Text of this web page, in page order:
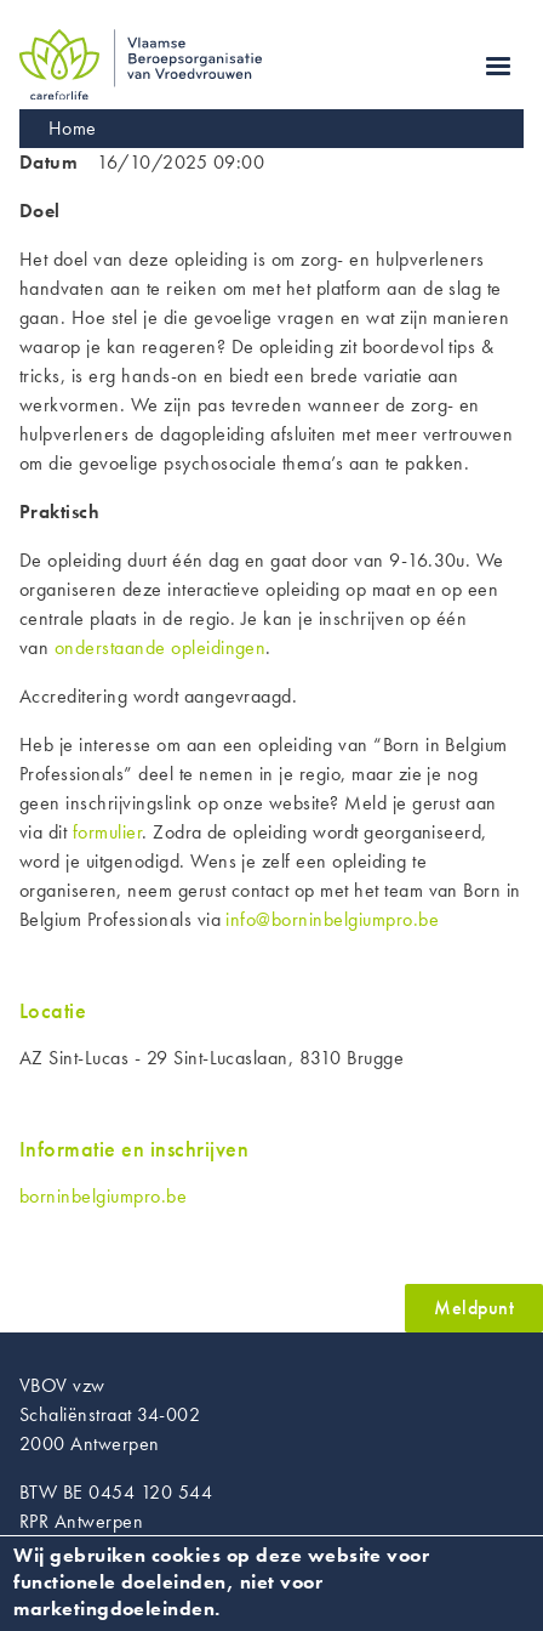
main
navigation
Kruimelpad
Home
Datum
16/10/2025 09:00
Doel
Het doel van deze opleiding is om zorg- en hulpverleners
handvaten aan te reiken om met het platform aan de slag te
gaan. Hoe stel je die gevoelige vragen en wat zijn manieren
waarop je kan reageren? De opleiding zit boordevol tips &
tricks, is erg hands-on en biedt een brede variatie aan
werkvormen. We zijn pas tevreden wanneer de zorg- en
hulpverleners de dagopleiding afsluiten met meer vertrouwen
om die gevoelige psychosociale thema’s aan te pakken.
Praktisch
De opleiding duurt één dag en gaat door van 9-16.30u. We
organiseren deze interactieve opleiding op maat en op een
centrale plaats in de regio. Je kan je inschrijven op één
van onderstaande opleidingen.
Accreditering wordt aangevraagd.
Heb je interesse om aan een opleiding van “Born in Belgium
Professionals” deel te nemen in je regio, maar zie je nog
geen inschrijvingslink op onze website? Meld je gerust aan
via ditformulier. Zodra de opleiding wordt georganiseerd,
word je uitgenodigd. Wens je zelf een opleiding te
organiseren, neem gerust contact op met het team van Born in
Belgium Professionals via info@borninbelgiumpro.be
Locatie
AZ Sint-Lucas - 29 Sint-Lucaslaan, 8310 Brugge
Informatie en inschrijven
borninbelgiumpro.be
Meldpunt
VBOV vzw
Schaliënstraat 34-002
2000 Antwerpen
BTW BE 0454 120 544
RPR Antwerpen
T. 03/218.89.67
info@vroedvrouwen.be
Wij gebruiken cookies op deze website voor
functionele doeleinden, niet voor
marketingdoeleinden.